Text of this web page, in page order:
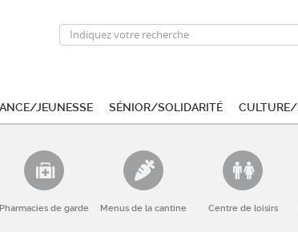
Jeunesse Sénior/Solidarité
Pharmacies de garde Menus de la cantine Centre de loisirs